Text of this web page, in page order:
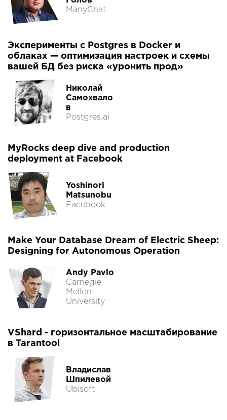
ManyChat
Эксперименты с Postgres в Docker и
облаках — оптимизация настроек и схемы
вашей БД без риска «уронить прод»
Николай
Самохвало
в
Postgres.ai
MyRocks deep dive and production
deployment at Facebook
Yoshinori
Matsunobu
Facebook
Make Your Database Dream of Electric Sheep:
Designing for Autonomous Operation
Andy Pavlo
Carnegie
Mellon
University
VShard - горизонтальное масштабирование
в Tarantool
Владислав
Шпилевой
Ubisoft